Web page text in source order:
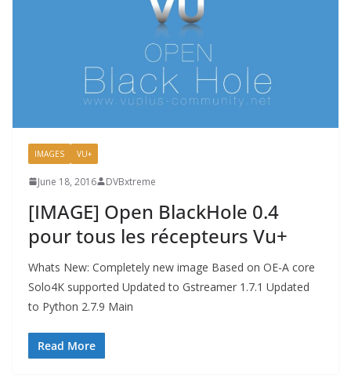
IMAGES VU+
June 18, 2016 DVBxtreme
[IMAGE] Open BlackHole 0.4
pour tous les récepteurs Vu+
Whats New: Completely new image Based on OE-A core
Solo4K supported Updated to Gstreamer 1.7.1 Updated
to Python 2.7.9 Main
Read More